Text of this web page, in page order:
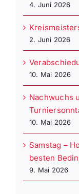
4. Juni 2026
2. Juni 2026
10. Mai 2026
Nachwuchs
10. Mai 2026
Samstag –
besten
9. Mai 2026